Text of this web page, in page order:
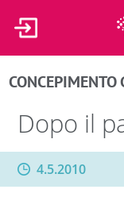
CONCEPIMENTO
Dopo il
4.5.2010